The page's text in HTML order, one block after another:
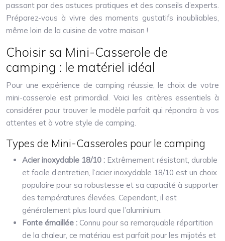
passant par des astuces pratiques et des conseils d’experts.
Préparez-vous à vivre des moments gustatifs inoubliables,
même loin de la cuisine de votre maison !
Choisir sa Mini-Casserole de
camping : le matériel idéal
Pour une expérience de camping réussie, le choix de votre
mini-casserole est primordial. Voici les critères essentiels à
considérer pour trouver le modèle parfait qui répondra à vos
attentes et à votre style de camping.
Types de Mini-Casseroles pour le camping
Acier inoxydable 18/10 : Extrêmement résistant, durable
et facile d’entretien, l’acier inoxydable 18/10 est un choix
populaire pour sa robustesse et sa capacité à supporter
des températures élevées. Cependant, il est
généralement plus lourd que l’aluminium.
Fonte émaillée : Connu pour sa remarquable répartition
de la chaleur, ce matériau est parfait pour les mijotés et